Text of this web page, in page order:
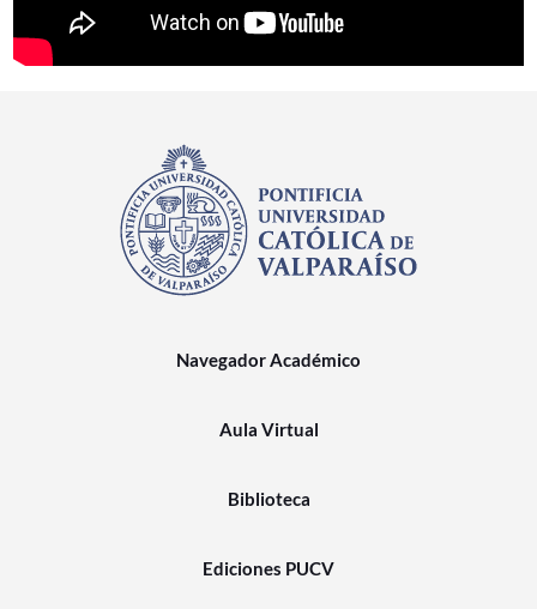
Navegador Académico
Aula Virtual
Biblioteca
Ediciones PUCV